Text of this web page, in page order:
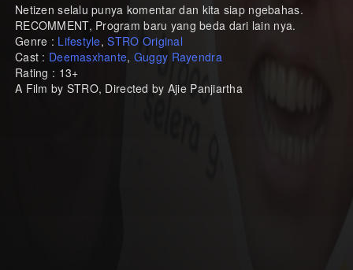
Netizen selalu punya komentar dan kita siap ngebahas.
RECOMMENT, Program baru yang beda dari lain nya.
Genre : Lifestyle,STRO Original
Cast : Deemasxhante, Guggy Rayendra
Rating : 13+
A Film by STRO, Directed by Ajie Panjiartha